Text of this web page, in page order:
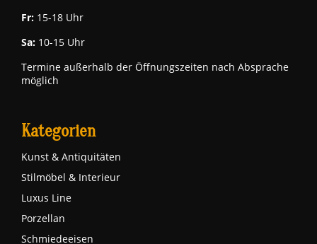
Fr: 15-18 Uhr
Sa: 10-15 Uhr
Termine außerhalb der Öffnungszeiten nach Absprache
möglich
Kategorien
Kunst & Antiquitäten
Stilmöbel & Interieur
Luxus Line
Porzellan
Schmiedeeisen